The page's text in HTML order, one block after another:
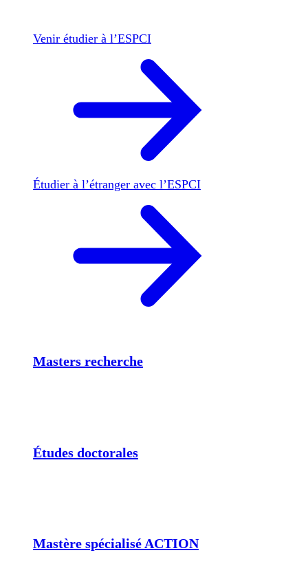
Venir étudier à l’ESPCI
Étudier à l’étranger avec l’ESPCI
Masters recherche
Études doctorales
Mastère spécialisé ACTION